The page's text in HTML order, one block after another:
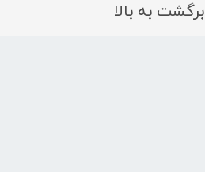
برگشت به بالا